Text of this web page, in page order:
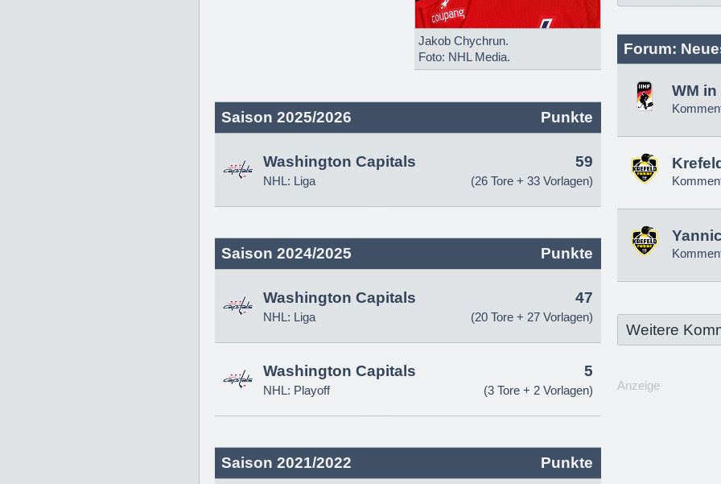
Jakob Chychrun.
Foto: NHL Media.
Saison 2025/2026 Punkte
Washington Capitals
NHL: Liga
59
(26 Tore + 33 Vorlagen)
Saison 2024/2025 Punkte
Washington Capitals
NHL: Liga
47
(20 Tore + 27 Vorlagen)
Washington Capitals
NHL: Playoff
5
(3 Tore + 2 Vorlagen)
Saison 2021/2022 Punkte
Forum:
WM
Weitere
Anzeige